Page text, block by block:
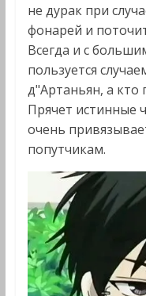
не дурак при
фонарей и
Всегда и с
пользуется
д"Артаньян, а кто
Прячет истинные
очень
попутчикам.